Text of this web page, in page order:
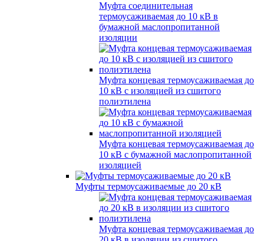
Муфта соединительная
термоусаживаемая до 10 кВ в
бумажной маслопропитанной
изоляции
Муфта концевая термоусаживаемая до
10 кВ с изоляцией из сшитого
полиэтилена
Муфта концевая термоусаживаемая до
10 кВ с бумажной маслопропитанной
изоляцией
Муфты термоусаживаемые до 20 кВ
Муфта концевая термоусаживаемая до